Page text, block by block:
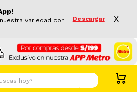
variedad con
Descargar X
hoy?